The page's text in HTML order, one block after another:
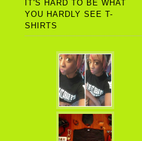
IT'S HARD TO BE WHAT
YOU HARDLY SEE T-
SHIRTS